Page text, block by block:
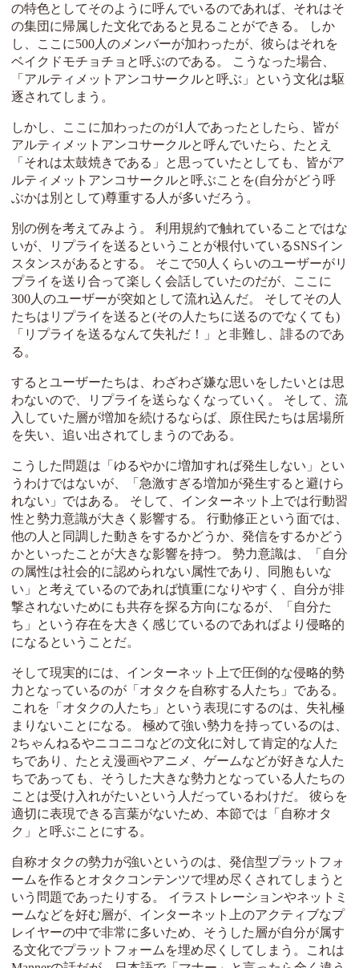
の特色としてそのように呼んでいるのであれば、それはそ
の集団に帰属した文化であると見ることができる。 しか
し、ここに500人のメンバーが加わったが、彼らはそれを
ベイクドモチョチョと呼ぶのである。 こうなった場合、
「アルティメットアンコサークルと呼ぶ」という文化は駆
逐されてしまう。
しかし、ここに加わったのが1人であったとしたら、皆が
アルティメットアンコサークルと呼んでいたら、たとえ
「それは太鼓焼きである」と思っていたとしても、皆がア
ルティメットアンコサークルと呼ぶことを(自分がどう呼
ぶかは別として)尊重する人が多いだろう。
別の例を考えてみよう。 利用規約で触れていることではな
いが、リプライを送るということが根付いているSNSイン
スタンスがあるとする。 そこで50人くらいのユーザーがリ
プライを送り合って楽しく会話していたのだが、ここに
300人のユーザーが突如として流れ込んだ。 そしてその人
たちはリプライを送ると(その人たちに送るのでなくても)
「リプライを送るなんて失礼だ！」と非難し、誹るのであ
る。
するとユーザーたちは、わざわざ嫌な思いをしたいとは思
わないので、リプライを送らなくなっていく。 そして、流
入していた層が増加を続けるならば、原住民たちは居場所
を失い、追い出されてしまうのである。
こうした問題は「ゆるやかに増加すれば発生しない」とい
うわけではないが、「急激すぎる増加が発生すると避けら
れない」ではある。 そして、インターネット上では行動習
性と勢力意識が大きく影響する。 行動修正という面では、
他の人と同調した動きをするかどうか、発信をするかどう
かといったことが大きな影響を持つ。 勢力意識は、「自分
の属性は社会的に認められない属性であり、同胞もいな
い」と考えているのであれば慎重になりやすく、自分が排
撃されないためにも共存を探る方向になるが、「自分た
ち」という存在を大きく感じているのであればより侵略的
になるということだ。
そして現実的には、インターネット上で圧倒的な侵略的勢
力となっているのが「オタクを自称する人たち」である。
これを「オタクの人たち」という表現にするのは、失礼極
まりないことになる。 極めて強い勢力を持っているのは、
2ちゃんねるやニコニコなどの文化に対して肯定的な人た
ちであり、たとえ漫画やアニメ、ゲームなどが好きな人た
ちであっても、そうした大きな勢力となっている人たちの
ことは受け入れがたいという人だっているわけだ。 彼らを
適切に表現できる言葉がないため、本節では「自称オタ
ク」と呼ぶことにする。
自称オタクの勢力が強いというのは、発信型プラットフォ
ームを作るとオタクコンテンツで埋め尽くされてしまうと
いう問題であったりする。 イラストレーションやネットミ
ームなどを好む層が、インターネット上のアクティブなプ
レイヤーの中で非常に多いため、そうした層が自分が属す
る文化でプラットフォームを埋め尽くしてしまう。これは